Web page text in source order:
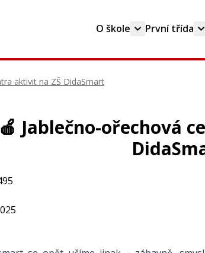
O škole První třída
aktivit na ZŠ DidaSmart
🍎 Jablečno-ořechová